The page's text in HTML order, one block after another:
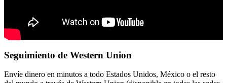
Seguimiento de Western Union
Envíe dinero en minutos a todo Estados Unidos, México o el resto